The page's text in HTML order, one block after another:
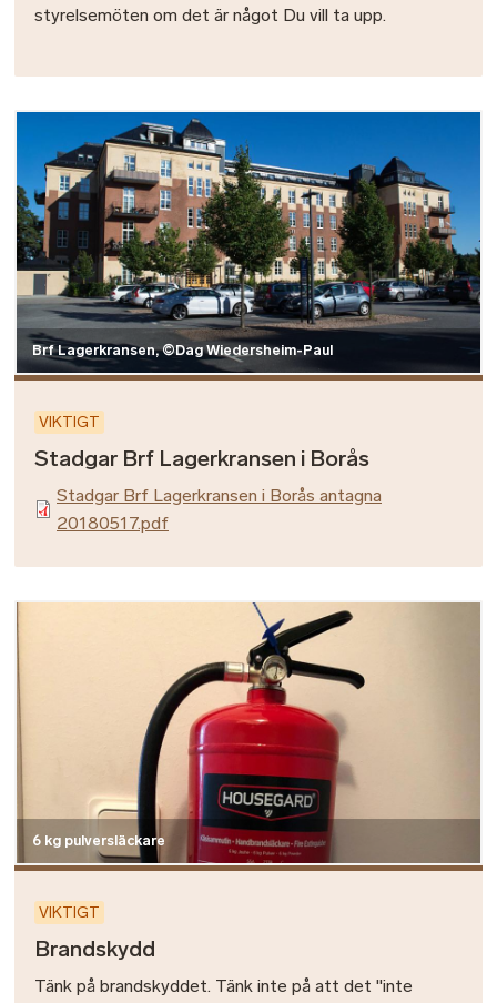
styrelsemöten om det är något Du vill ta upp.
Brf Lagerkransen, ©Dag Wiedersheim-Paul
VIKTIGT
Stadgar Brf Lagerkransen i Borås
Stadgar Brf Lagerkransen i Borås antagna
20180517.pdf
6 kg pulversläckare
VIKTIGT
Brandskydd
Tänk på brandskyddet. Tänk inte på att det "inte